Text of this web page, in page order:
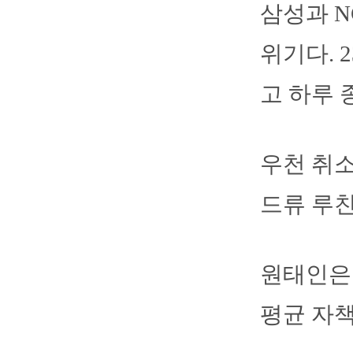
삼성과
위기다.
고 하루
우천 취
드류 루
원태인
평균 자